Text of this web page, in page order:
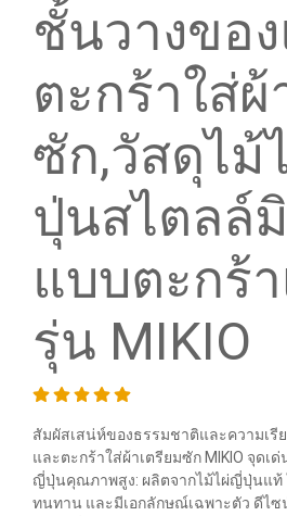
ชั้นวางขอ
ตะกร้าใส่ผ้
ซัก,วัสดุไม้
ปุ่นสไตลล์
แบบตะกร้า
รุ่น MIKIO
สัมผัสเสน่ห์ของธรรมชาติและความเรี
และตะกร้าใส่ผ้าเตรียมซัก MIKIO จุด
ญี่ปุ่นคุณภาพสูง: ผลิตจากไม้ไผ่ญี่ปุ่นแท้
ทนทาน และมีเอกลักษณ์เฉพาะตัว ดีไซ